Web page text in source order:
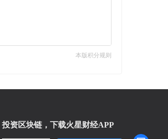
本版积分规则
投资区块链，下载火星财经APP